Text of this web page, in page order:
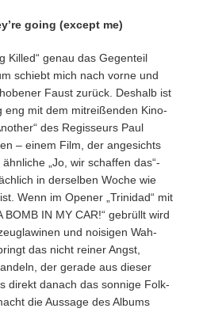
going (except me)
Killed“ genau das Gegenteil
schiebt mich nach vorne und
Faust zurück. Deshalb ist
eng mit dem mitreißenden Kino-
des Regisseurs Paul
– einem Film, der angesichts
„Jo, wir schaffen das“-
in derselben Woche wie
Wenn im Opener „Trinidad“ mit
BOMB IN MY CAR!“ gebrüllt wird
und noisigen Wah-
das nicht reiner Angst,
der gerade aus dieser
direkt danach das sonnige Folk-
die Aussage des Albums